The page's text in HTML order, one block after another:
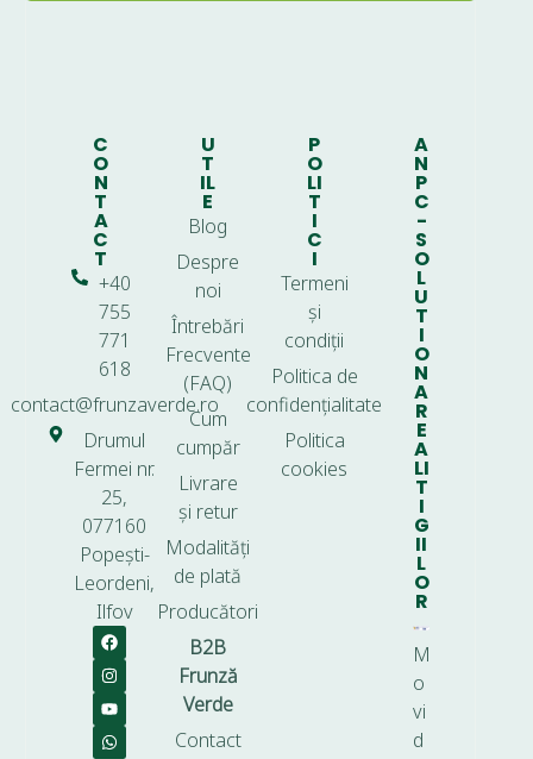
C
O
N
T
A
C
T
+40
755
771
618
contact@frunzaverde.ro
Drumul
Fermei nr.
25,
077160
Popești-
Leordeni,
Ilfov
U
T
IL
E
Blog
Despre
noi
Întrebări
Frecvente
(FAQ)
Cum
cumpăr
Livrare
și retur
Modalități
de plată
Producători
B2B
Frunză
Verde
Contact
P
O
LI
T
I
C
I
Termeni
și
condiții
Politica de
confidențialitate
Politica
cookies
A
N
P
C
-
S
O
L
U
T
I
O
N
A
R
E
A
LI
T
I
G
II
L
O
R
M
o
vi
d